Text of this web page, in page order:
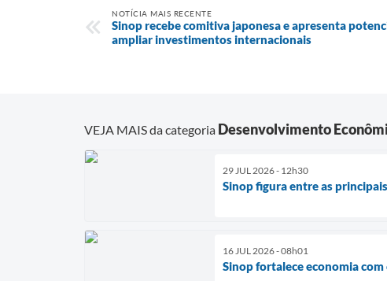
NOTÍCIA MAIS RECENTE
Sinop recebe comitiva japonesa e apresenta
ampliar investimentos internacionais
VEJA MAIS da categoria Desenvolvimento
29 JUL 2026 - 12h30
Sinop figura entre as
16 JUL 2026 - 08h01
Sinop fortalece economia